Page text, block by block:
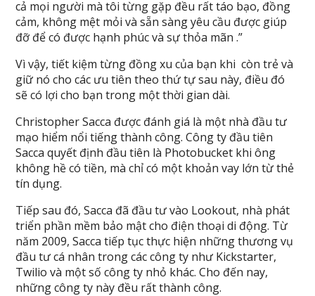
cả mọi người mà tôi từng gặp đều rất táo bạo, đồng
cảm, không mệt mỏi và sẵn sàng yêu cầu được giúp
đỡ để có được hạnh phúc và sự thỏa mãn .”
Vì vậy, tiết kiệm từng đồng xu của bạn khi còn trẻ và
giữ nó cho các ưu tiên theo thứ tự sau này, điều đó
sẽ có lợi cho bạn trong một thời gian dài.
Christopher Sacca được đánh giá là một nhà đầu tư
mạo hiểm nổi tiếng thành công. Công ty đầu tiên
Sacca quyết định đầu tiên là Photobucket khi ông
không hề có tiền, mà chỉ có một khoản vay lớn từ thẻ
tín dụng.
Tiếp sau đó, Sacca đã đầu tư vào Lookout, nhà phát
triển phần mềm bảo mật cho điện thoại di động. Từ
năm 2009, Sacca tiếp tục thực hiện những thương vụ
đầu tư cá nhân trong các công ty như Kickstarter,
Twilio và một số công ty nhỏ khác. Cho đến nay,
những công ty này đều rất thành công.